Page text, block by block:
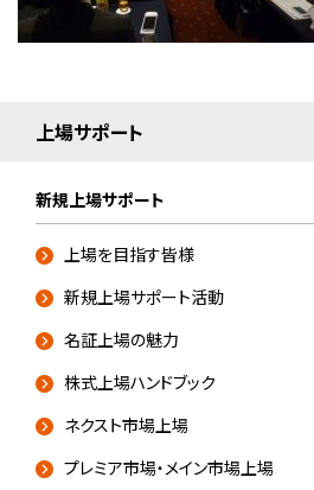
上場サポート
新規上場サポート
上場を目指す皆様
新規上場サポート活動
名証上場の魅力
株式上場ハンドブック
ネクスト市場上場
プレミア市場・メイン市場上場